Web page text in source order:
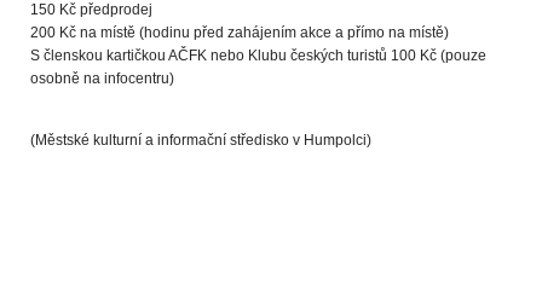
150 Kč předprodej
200 Kč na místě (hodinu před zahájením akce a přímo na místě)
S členskou kartičkou AČFK nebo Klubu českých turistů 100 Kč (pouze
osobně na infocentru)
(Městské kulturní a informační středisko v Humpolci)